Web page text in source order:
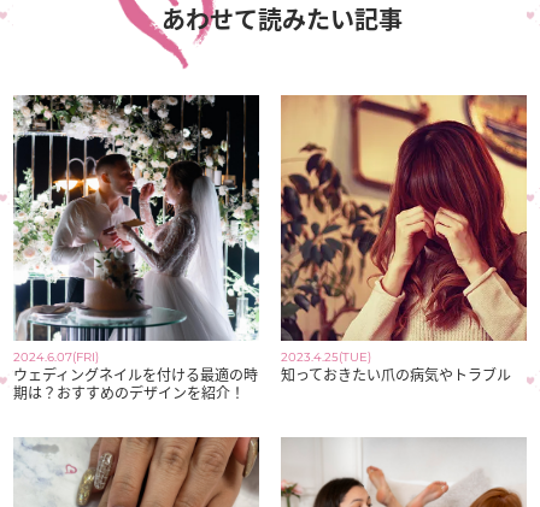
あわせて読みたい記事
2024.6.07(FRI)
ウェディングネイルを付ける最適の時
期は？おすすめのデザインを紹介！
2023.4.25(TUE)
知っておきたい爪の病気やトラブル